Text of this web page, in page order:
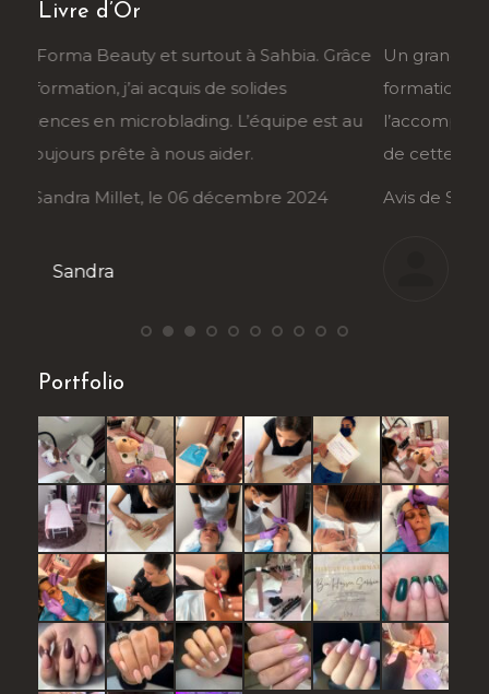
Livre d’Or
Un grand merci à Sarah et Forma Beauty. La
formation ongles est très bien conçue, et
l’accompagnement est personnalisé. Je suis ravie
de cette expérience !
Avis de Stéphanie Roy, le 5 décembre 2024
Portfolio